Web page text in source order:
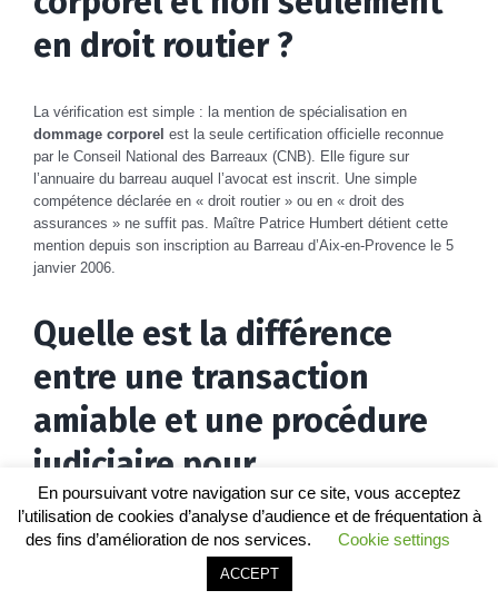
en droit routier ?
La vérification est simple : la mention de spécialisation en
dommage corporel est la seule certification officielle reconnue
par le Conseil National des Barreaux (CNB). Elle figure sur
l’annuaire du barreau auquel l’avocat est inscrit. Une simple
compétence déclarée en « droit routier » ou en « droit des
assurances » ne suffit pas. Maître Patrice Humbert détient cette
mention depuis son inscription au Barreau d’Aix-en-Provence le 5
janvier 2006.
Quelle est la différence
entre une transaction
amiable et une procédure
judiciaire pour
l’indemnisation d’un
accident de la route ?
En poursuivant votre navigation sur ce site, vous acceptez
l’utilisation de cookies d’analyse d’audience et de fréquentation à
des fins d’amélioration de nos services.
Cookie settings
ACCEPTÊtre rappelé